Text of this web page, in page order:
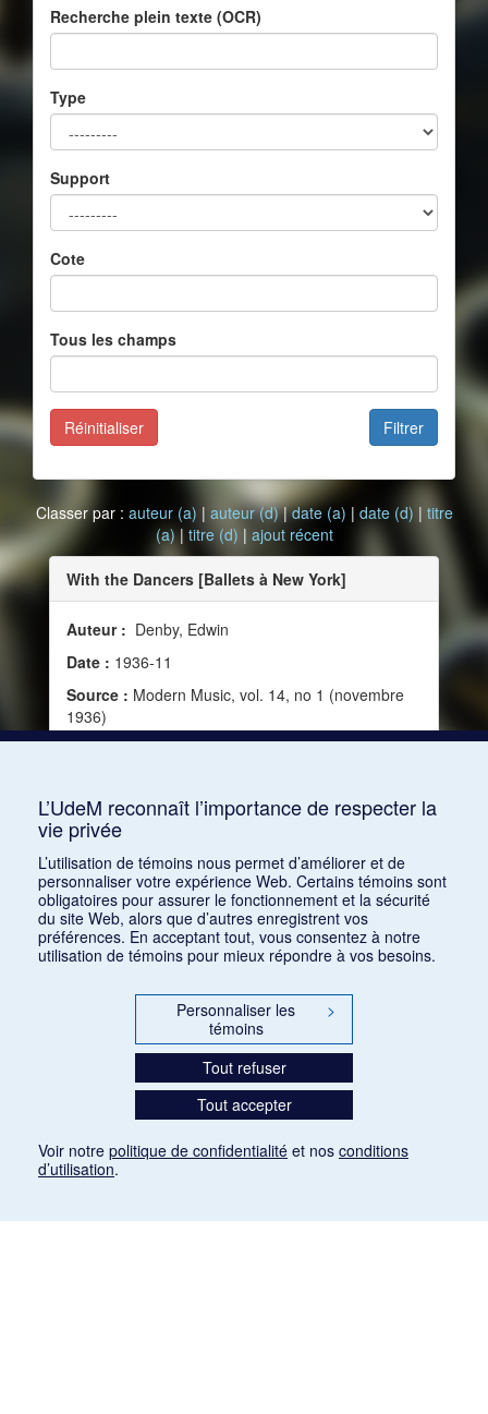
Recherche plein texte (OCR)
Type
Support
Cote
Tous les champs
Filtrer
Réinitialiser
Classer par : auteur (a) | auteur (d)|date (a) | date (d) | titre
(a)| titre (d) | ajout récent
With the Dancers [Ballets à New York]
Auteur : Denby, Edwin
Date : 1936-11
Source : Modern Music, vol. 14, no 1 (novembre
1936)
L’UdeM reconnaît l’importance de respecter la
vie privée
L’utilisation de témoins nous permet d’améliorer et de
personnaliser votre expérience Web. Certains témoins sont
obligatoires pour assurer le fonctionnement et la sécurité
du site Web, alors que d’autres enregistrent vos
préférences. En acceptant tout, vous consentez à notre
utilisation de témoins pour mieux répondre à vos besoins.
Personnaliser les
témoins
>
Tout refuser
Tout accepter
Voir notre politique de confidentialité et nos conditions
d’utilisation.